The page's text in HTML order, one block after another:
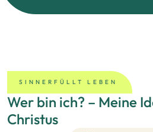
SINNERFÜLLT LEBEN
Wer bin ich? – Meine
Christus